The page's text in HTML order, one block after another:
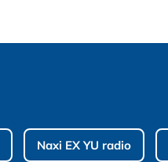
Naxi EX YU radio